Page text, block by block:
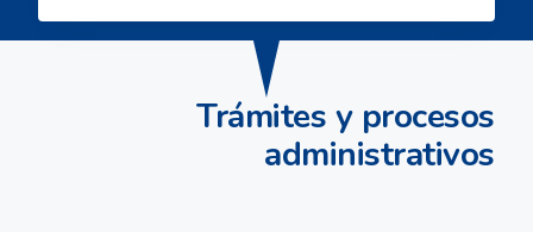
Trámites y procesos
administrativos